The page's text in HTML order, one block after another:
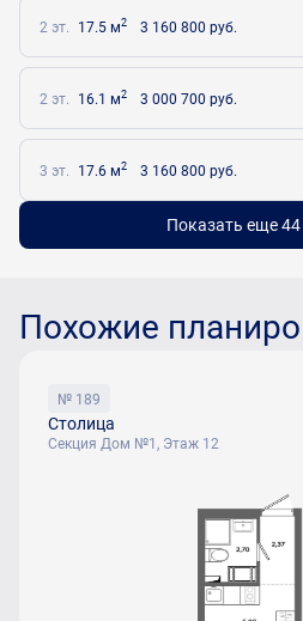
2 эт. 17.5 м2 3 160 800 руб.
2 эт. 16.1 м2 3 000 700 руб.
3 эт. 17.6 м2 3 160 800 руб.
Показать еще
Похожие
№ 189
Столица
Секция Дом №1, Этаж 12